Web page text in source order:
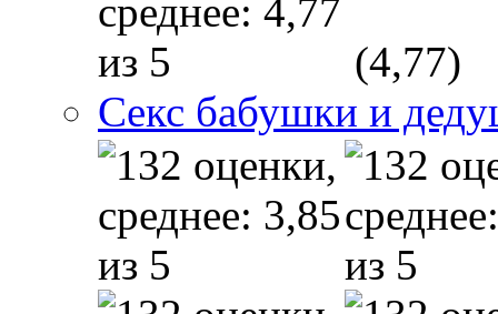
(4,77)
Секс бабушки и